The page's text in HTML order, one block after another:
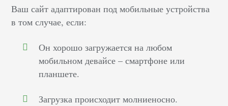
Ваш сайт адаптирован под мобильные устройства
в том случае, если:
Он хорошо загружается на любом
мобильном девайсе – смартфоне или
планшете.
Загрузка происходит молниеносно.